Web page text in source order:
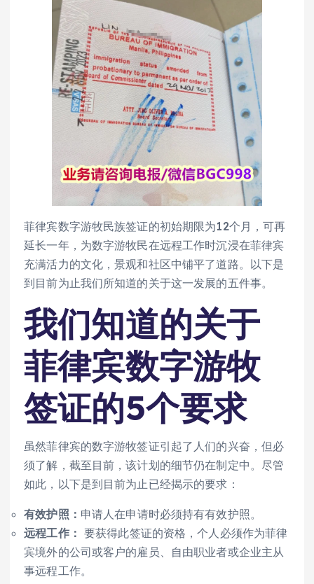
菲律宾数字游牧民族签证的初始期限为12个月，可再
延长一年，为数字游牧民在远程工作时沉浸在菲律宾
充满活力的文化，景观和社区中铺平了道路。以下是
到目前为止我们所知道的关于这一发展的五件事。
我们知道的关于
菲律宾数字游牧
签证的5个要求
虽然菲律宾的数字游牧签证引起了人们的兴奋，但必
须了解，截至目前，该计划的细节仍在制定中。尽管
如此，以下是到目前为止已经揭示的要求：
有效护照： 申请人在申请时必须持有有效护照。
远程工作： 要获得此签证的资格，个人必须作为菲律
宾境外的公司或客户的雇员、自由职业者或企业主从
事远程工作。